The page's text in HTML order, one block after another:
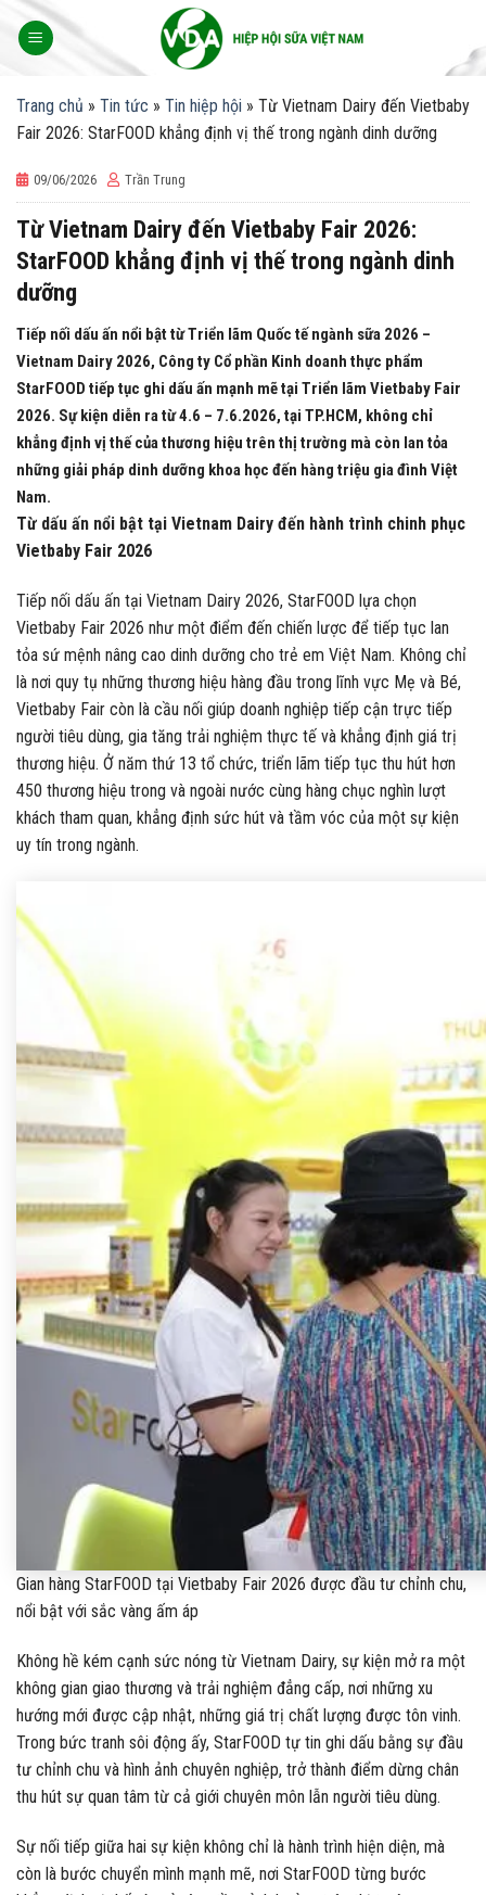
Trang chủ » Tin tức » Tin hiệp hội » Từ Vietnam Dairy đến Vietbaby
Fair 2026: StarFOOD khẳng định vị thế trong ngành dinh dưỡng
09/06/2026 Trần Trung
Từ Vietnam Dairy đến Vietbaby Fair 2026:
StarFOOD khẳng định vị thế trong ngành dinh
dưỡng
Tiếp nối dấu ấn nổi bật từ Triển lãm Quốc tế ngành sữa 2026 –
Vietnam Dairy 2026, Công ty Cổ phần Kinh doanh thực phẩm
StarFOOD tiếp tục ghi dấu ấn mạnh mẽ tại Triển lãm Vietbaby Fair
2026. Sự kiện diễn ra từ 4.6 – 7.6.2026, tại TP.HCM, không chỉ
khẳng định vị thế của thương hiệu trên thị trường mà còn lan tỏa
những giải pháp dinh dưỡng khoa học đến hàng triệu gia đình Việt
Nam.
Từ dấu ấn nổi bật tại Vietnam Dairy đến hành trình chinh phục
Vietbaby Fair 2026
Tiếp nối dấu ấn tại Vietnam Dairy 2026, StarFOOD lựa chọn
Vietbaby Fair 2026 như một điểm đến chiến lược để tiếp tục lan
tỏa sứ mệnh nâng cao dinh dưỡng cho trẻ em Việt Nam. Không chỉ
là nơi quy tụ những thương hiệu hàng đầu trong lĩnh vực Mẹ và Bé,
Vietbaby Fair còn là cầu nối giúp doanh nghiệp tiếp cận trực tiếp
người tiêu dùng, gia tăng trải nghiệm thực tế và khẳng định giá trị
thương hiệu. Ở năm thứ 13 tổ chức, triển lãm tiếp tục thu hút hơn
450 thương hiệu trong và ngoài nước cùng hàng chục nghìn lượt
khách tham quan, khẳng định sức hút và tầm vóc của một sự kiện
uy tín trong ngành.
Gian hàng StarFOOD tại Vietbaby Fair 2026 được đầu tư chỉnh chu,
nổi bật với sắc vàng ấm áp
Không hề kém cạnh sức nóng từ Vietnam Dairy, sự kiện mở ra một
không gian giao thương và trải nghiệm đẳng cấp, nơi những xu
hướng mới được cập nhật, những giá trị chất lượng được tôn vinh.
Trong bức tranh sôi động ấy, StarFOOD tự tin ghi dấu bằng sự đầu
tư chỉnh chu và hình ảnh chuyên nghiệp, trở thành điểm dừng chân
thu hút sự quan tâm từ cả giới chuyên môn lẫn người tiêu dùng.
Sự nối tiếp giữa hai sự kiện không chỉ là hành trình hiện diện, mà
còn là bước chuyển mình mạnh mẽ, nơi StarFOOD từng bước